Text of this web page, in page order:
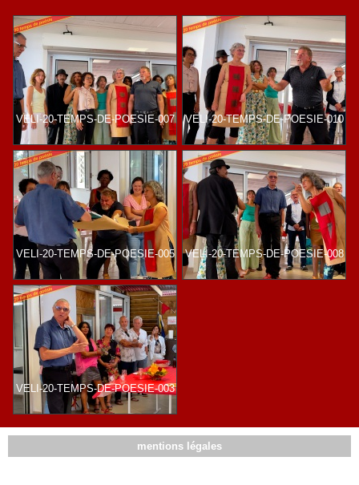
VELI-20-TEMPS-DE-POESIE-007 VELI-20-TEMPS-DE-POESIE-010
VELI-20-TEMPS-DE-POESIE-005 VELI-20-TEMPS-DE-POESIE-008
VELI-20-TEMPS-DE-POESIE-003
mentions légales